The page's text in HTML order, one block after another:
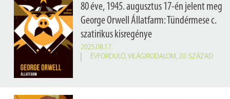
80 éve, 1945. augusztus 17-én jelent meg
George Orwell Állatfarm: Tündérmese c.
szatirikus kisregénye
2025.08.17.
ÉVFORDULÓ, VILÁGIRODALOM, 20. SZÁZAD